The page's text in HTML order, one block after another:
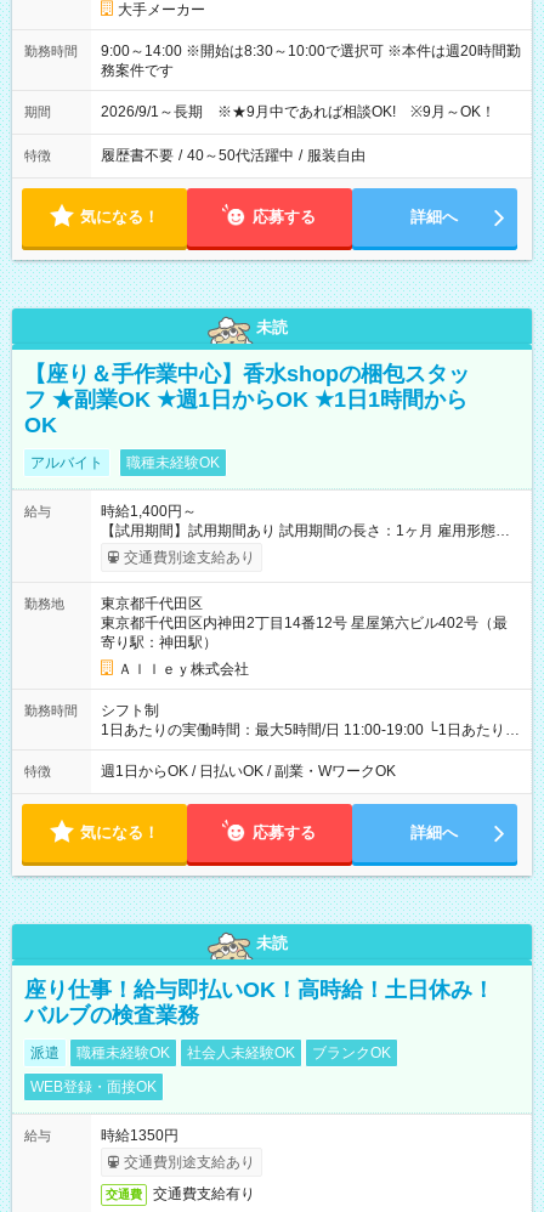
大手メーカー
勤務時間
9:00～14:00 ※開始は8:30～10:00で選択可 ※本件は週20時間勤
務案件です
期間 2026/9/1～長期 ※★9月中であれば相談OK! ※9月～OK！
特徴 履歴書不要 / 40～50代活躍中 / 服装自由
気になる！ 応募する 詳細へ
未読
【座り＆手作業中心】香水shopの梱包スタッ
フ ★副業OK ★週1日からOK ★1日1時間から
OK
アルバイト 職種未経験OK
給与
時給1,400円～
【試用期間】試用期間あり 試用期間の長さ：1ヶ月 雇用形態、
給与は本採用時と同じです。
交通費別途支給あり
勤務地
東京都千代田区
東京都千代田区内神田2丁目14番12号 星屋第六ビル402号（最
寄り駅：神田駅）
Ａｌｌｅｙ株式会社
勤務時間
シフト制
1日あたりの実働時間：最大5時間/日 11:00-19:00 └1日あたりの
実働時間：1-5時間 └上記の時間帯内であれば、いつでも勤務可
能！ └平日・土曜日の中で、お好きな曜日でご勤務いただけま
18:00 などのように、自由な働き方が可能なお仕事です！
特徴 週1日からOK / 日払いOK / 副業・WワークOK
気になる！ 応募する 詳細へ
未読
座り仕事！給与即払いOK！高時給！土日休み！
バルブの検査業務
派遣 職種未経験OK 社会人未経験OK
ブランクOK
WEB登録・面接OK
給与
時給1350円
交通費別途支給あり
交通費 交通費支給有り